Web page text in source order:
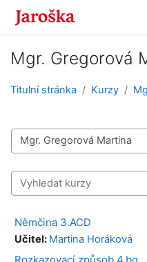
Přejít k hlavnímu obsahu
Mgr. Gregorová
Titulní stránka Kurzy
Kategorie kurzů
Vyhledat kurzy
Němčina 3.ACD
Učitel: Martina Horáková
Rozkazovací způsob 4.bg